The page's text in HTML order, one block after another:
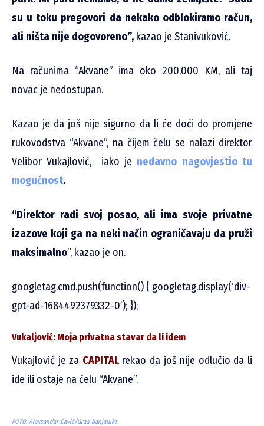
su u toku pregovori da nekako odblokiramo račun,
ali ništa nije dogovoreno”, kazao je Stanivuković.
Na računima “Akvane” ima oko 200.000 KM, ali taj
novac je nedostupan.
Kazao je da još nije sigurno da li će doći do promjene
rukovodstva “Akvane”, na čijem čelu se nalazi direktor
Velibor Vukajlović, iako je nedavno nagovjestio tu
mogućnost.
“Direktor radi svoj posao, ali ima svoje privatne
izazove koji ga na neki način ograničavaju da pruži
maksimalno”, kazao je on.
googletag.cmd.push(function() { googletag.display(‘div-
gpt-ad-1684492379332-0’); });
Vukaljović: Moja privatna stavar da li idem
Vukajlović je za CAPITALrekao da još nije odlučio da li
ide ili ostaje na čelu “Akvane”.
FOTO: Aleksandar Ćavić/Grad Banjaluka